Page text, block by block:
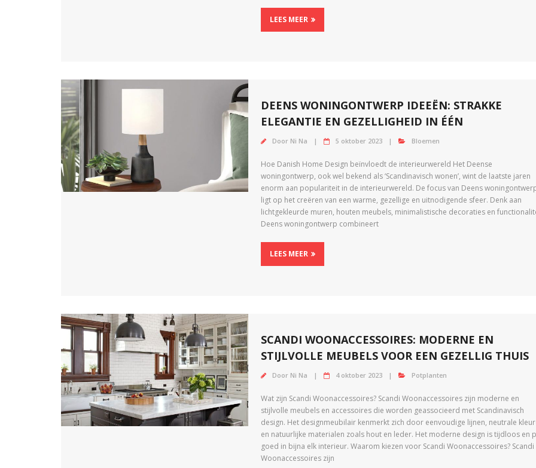
LEES MEER
DEENS WONINGONTWERP IDEEËN: STRAKKE
ELEGANTIE EN GEZELLIGHEID IN ÉÉN
Door Ni Na 5 oktober 2023 Bloemen
Hoe Danish Home Design beïnvloedt de interieurwereld Het Deense
woningontwerp, ook wel bekend als ‘Scandinavisch wonen’, wint de laatste jaren
enorm aan populariteit in de interieurwereld. De focus van Deens
ligt op het creëren van een warme, gezellige en uitnodigende sfeer. Denk aan
lichtgekleurde muren, houten meubels, minimalistische decoraties en
Deens woningontwerp combineert
LEES MEER
SCANDI WOONACCESSOIRES: MODERNE EN
STIJLVOLLE MEUBELS VOOR EEN GEZELLIG THUIS
Door Ni Na 4 oktober 2023 Potplanten
Wat zijn Scandi Woonaccessoires? Scandi Woonaccessoires zijn moderne en
stijlvolle meubels en accessoires die worden geassocieerd met Scandinavisch
design. Het designmeubilair kenmerkt zich door eenvoudige lijnen, neutrale
en natuurlijke materialen zoals hout en leder. Het moderne design is tijdloos en
goed in bijna elk interieur. Waarom kiezen voor Scandi Woonaccessoires? Scandi
Woonaccessoires zijn